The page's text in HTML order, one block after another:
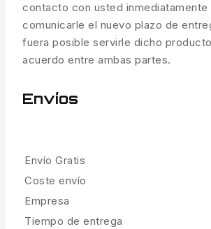
contacto con usted inmediatamente
comunicarle el nuevo plazo de
fuera posible servirle dicho
acuerdo entre ambas partes.
Envíos
Envío Gratis
Coste envío
Empresa
Tiempo de entrega